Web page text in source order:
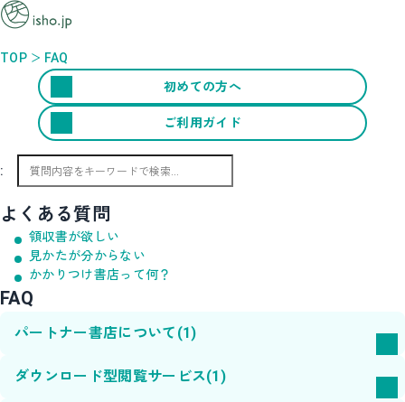
TOP FAQ
:
初めての方へ
ご利用ガイド
よくある質問
領収書が欲しい
見かたが分からない
かかりつけ書店って何？
FAQ
パートナー書店について (1)
ダウンロード型閲覧サービス(1)